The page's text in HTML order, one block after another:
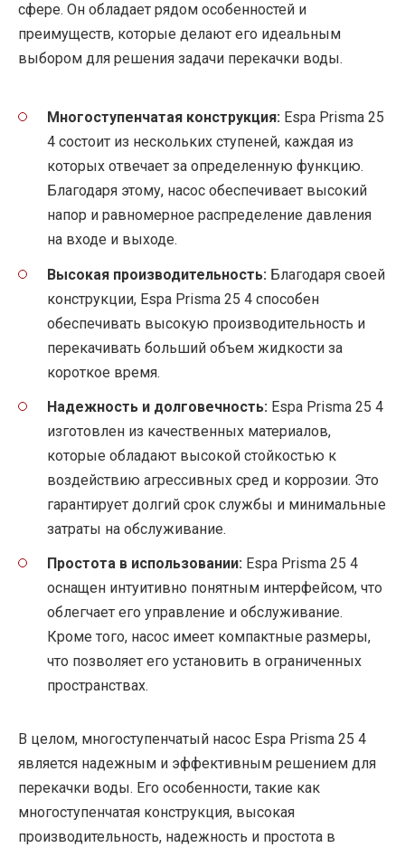
сфере. Он обладает рядом особенностей и
преимуществ, которые делают его идеальным
выбором для решения задачи перекачки воды.
Многоступенчатая конструкция: Espa Prisma 25
4 состоит из нескольких ступеней, каждая из
которых отвечает за определенную функцию.
Благодаря этому, насос обеспечивает высокий
напор и равномерное распределение давления
на входе и выходе.
Высокая производительность: Благодаря своей
конструкции, Espa Prisma 25 4 способен
обеспечивать высокую производительность и
перекачивать больший объем жидкости за
короткое время.
Надежность и долговечность: Espa Prisma 25 4
изготовлен из качественных материалов,
которые обладают высокой стойкостью к
воздействию агрессивных сред и коррозии. Это
гарантирует долгий срок службы и минимальные
затраты на обслуживание.
Простота в использовании: Espa Prisma 25 4
оснащен интуитивно понятным интерфейсом, что
облегчает его управление и обслуживание.
Кроме того, насос имеет компактные размеры,
что позволяет его установить в ограниченных
пространствах.
В целом, многоступенчатый насос Espa Prisma 25 4
является надежным и эффективным решением для
перекачки воды. Его особенности, такие как
многоступенчатая конструкция, высокая
производительность, надежность и простота в